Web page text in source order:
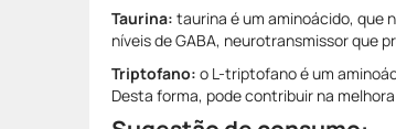
Taurina: taurina é um aminoácido, que
níveis de GABA, neurotransmissor que
Triptofano: o L-triptofano é um
Desta forma, pode contribuir na